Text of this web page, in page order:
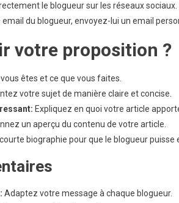
le blogueur sur les réseaux sociaux.
du blogueur, envoyez-lui un email
votre proposition ?
êtes et ce que vous faites.
votre sujet de manière claire et concise.
Expliquez en quoi votre article
un aperçu du contenu de votre article.
biographie pour que le blogueur puisse
Adaptez votre message à chaque blogueur.